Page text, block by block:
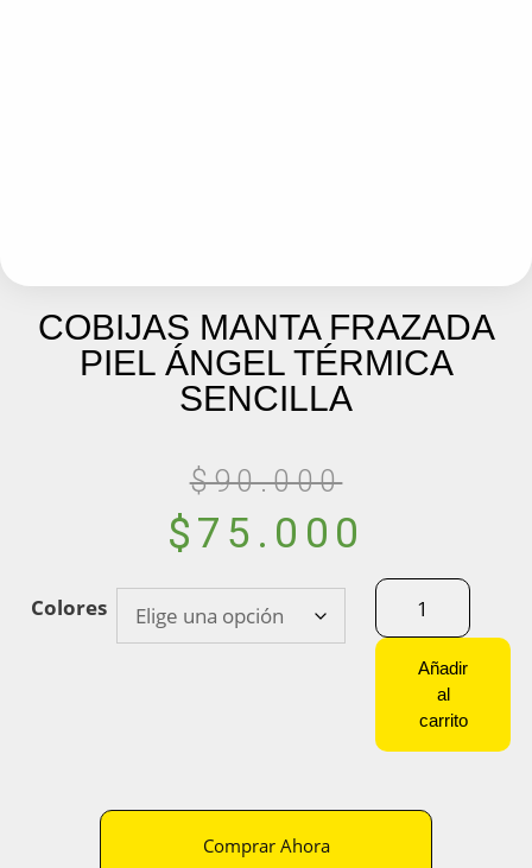
COBIJAS MANTA FRAZADA
PIEL ÁNGEL TÉRMICA
SENCILLA
$90.000
$75.000
Colores
Añadir
al
carrito
Comprar Ahora